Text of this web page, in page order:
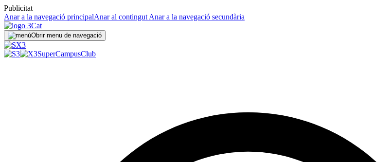
Publicitat
Anar a la navegació principalAnar al contingut Anar a la navegació secundària
Obrir menu de navegació
SuperCampusClub